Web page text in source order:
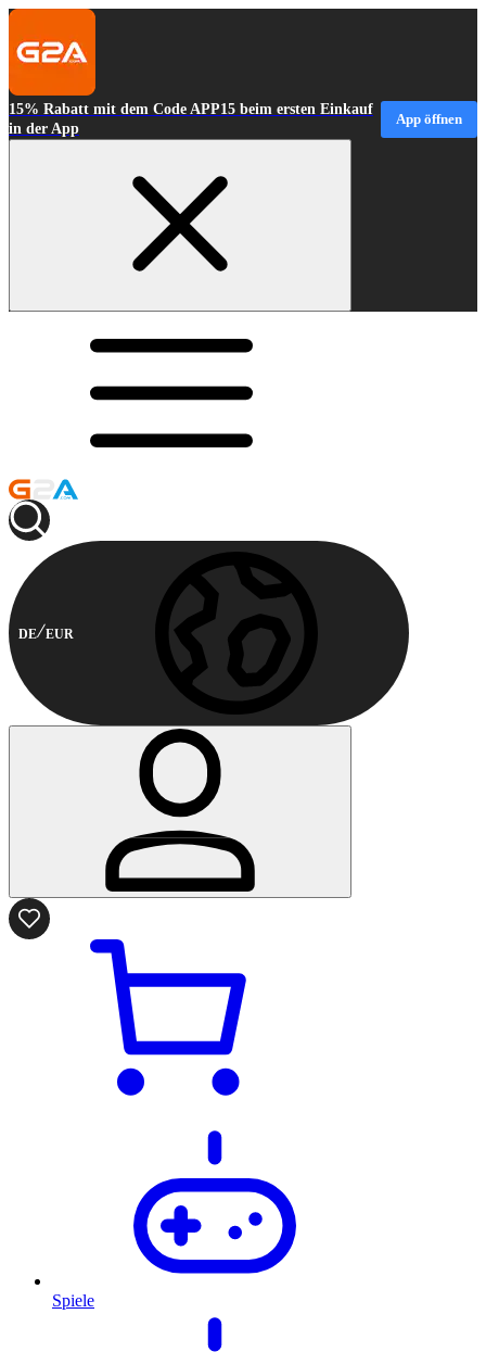
15% Rabatt mit dem Code APP15 beim ersten Einkauf
in der App
App öffnen
DE EUR
Spiele